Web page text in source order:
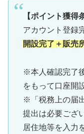
【ポイント獲得
アカウント登録
開設完了＋販売
※本人確認完了
をもって口座開
※「税務上の届
提出は必要ござ
居住地等を入力